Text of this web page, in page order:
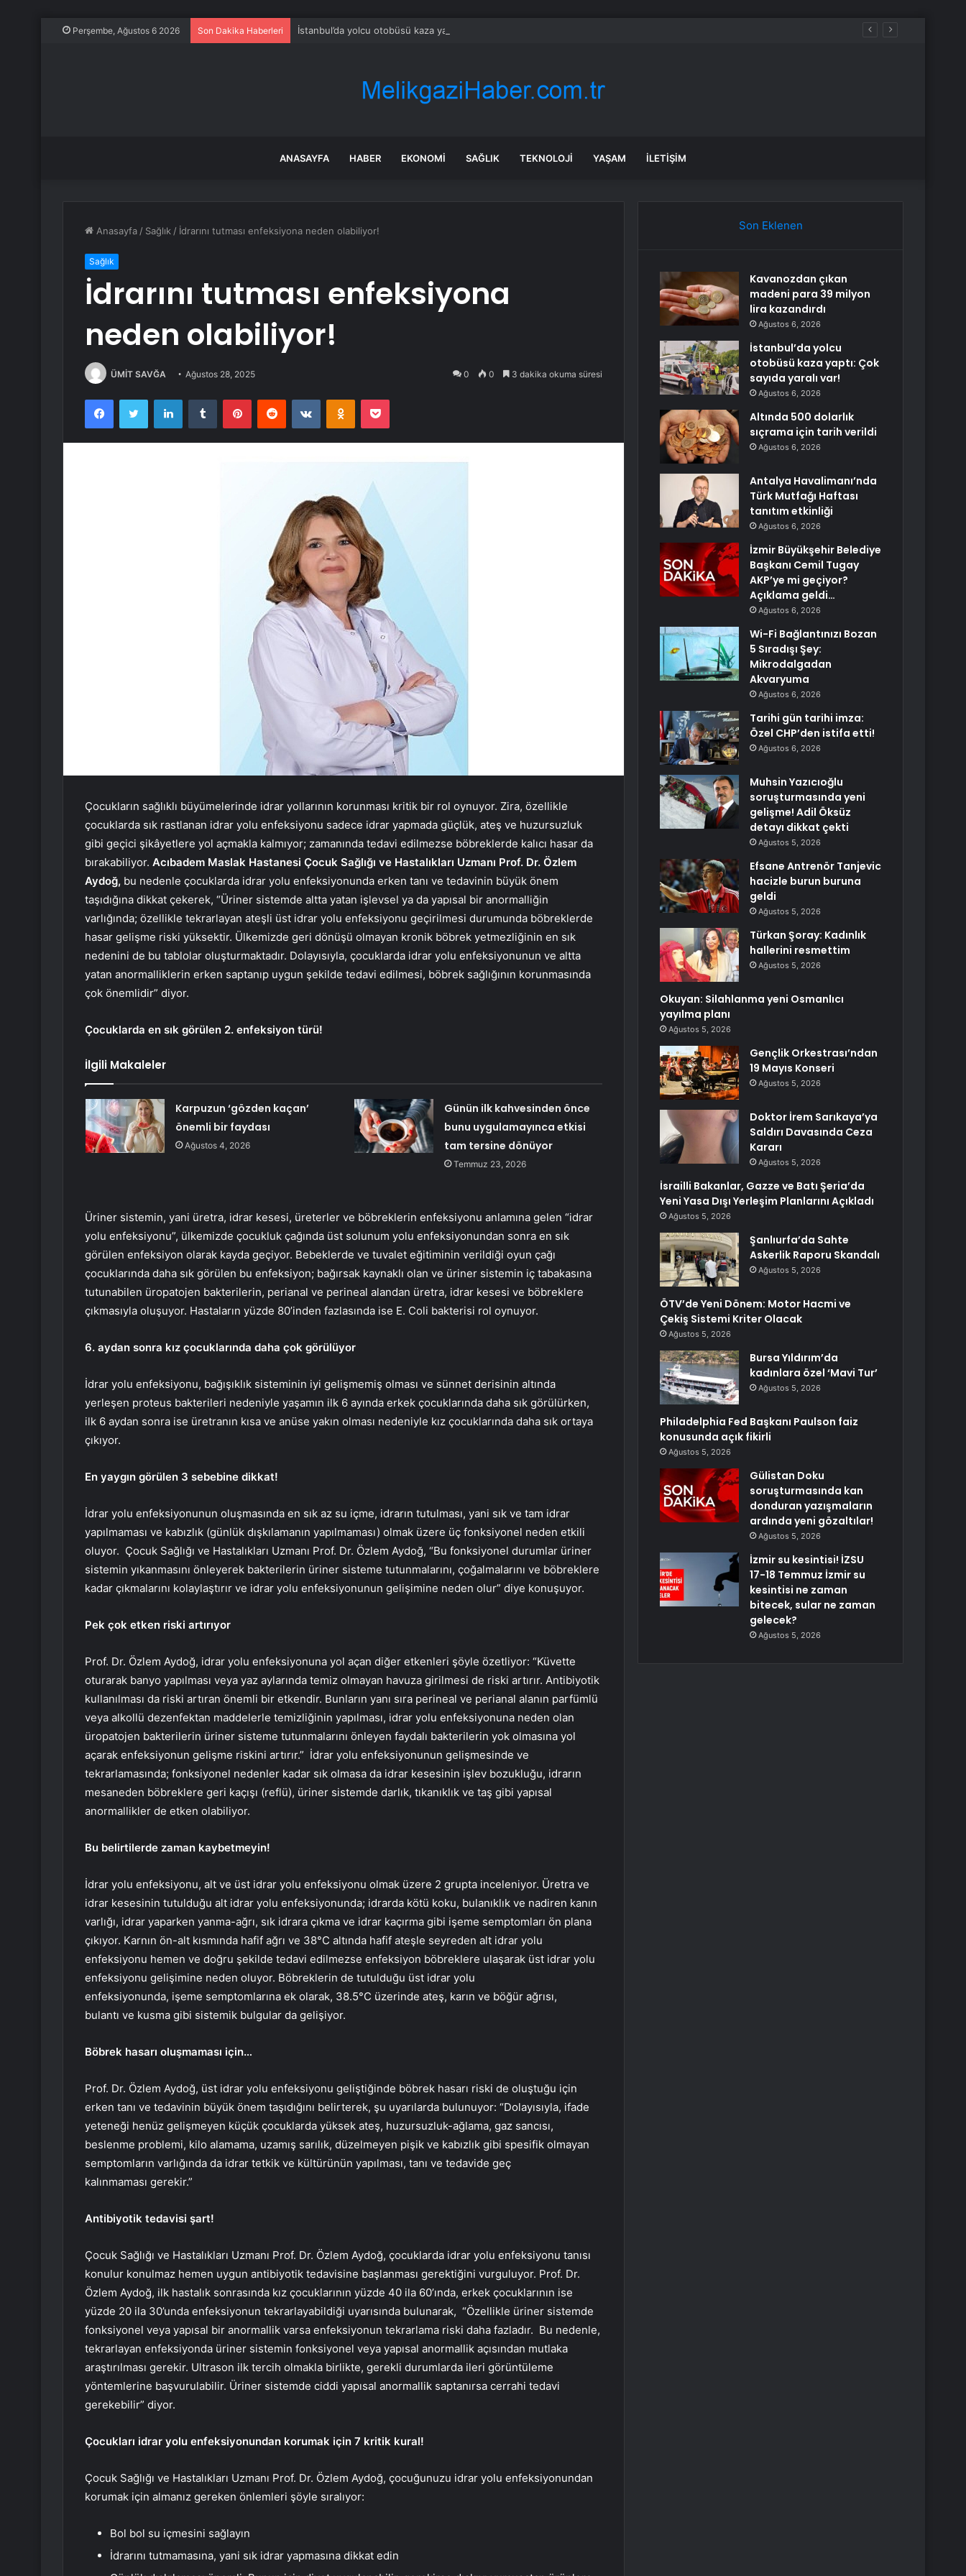
Perşembe, Ağustos 6 2026 Son Dakika Haberleri İstanbul’da yolcu otobüsü kaza yaptı: Çok sayıda yaralı var!
ANASAYFA HABER EKONOMI SAĞLIK TEKNOLOJI YAŞAM İLETIŞIM
Anasayfa / Sağlık / İdrarını tutması enfeksiyona neden olabiliyor!
Sağlık
İdrarını tutması enfeksiyona
neden olabiliyor!
ÜMİT SAVĞA Ağustos 28, 2025 0 0 3 dakika okuma süresi
FacebookTwitter LinkedInTumblr PinterestReddit VKontakteOdnoklassniki
Pocket
Çocukların sağlıklı büyümelerinde idrar yollarının korunması kritik bir rol oynuyor. Zira, özellikle
çocuklarda sık rastlanan idrar yolu enfeksiyonu sadece idrar yapmada güçlük, ateş ve huzursuzluk
gibi geçici şikâyetlere yol açmakla kalmıyor; zamanında tedavi edilmezse böbreklerde kalıcı hasar da
bırakabiliyor. Acıbadem Maslak Hastanesi Çocuk Sağlığı ve Hastalıkları Uzmanı Prof. Dr. Özlem
Aydoğ, bu nedenle çocuklarda idrar yolu enfeksiyonunda erken tanı ve tedavinin büyük önem
taşıdığına dikkat çekerek, “Üriner sistemde altta yatan işlevsel ya da yapısal bir anormalliğin
varlığında; özellikle tekrarlayan ateşli üst idrar yolu enfeksiyonu geçirilmesi durumunda böbreklerde
hasar gelişme riski yüksektir. Ülkemizde geri dönüşü olmayan kronik böbrek yetmezliğinin en sık
nedenini de bu tablolar oluşturmaktadır. Dolayısıyla, çocuklarda idrar yolu enfeksiyonunun ve altta
yatan anormalliklerin erken saptanıp uygun şekilde tedavi edilmesi, böbrek sağlığının korunmasında
çok önemlidir” diyor.
Çocuklarda en sık görülen 2. enfeksiyon türü!
İlgili Makaleler
Karpuzun ‘gözden kaçan’
önemli bir faydası
Ağustos 4, 2026
Günün ilk kahvesinden önce
bunu uygulamayınca etkisi
tam tersine dönüyor
Temmuz 23, 2026
Üriner sistemin, yani üretra, idrar kesesi, üreterler ve böbreklerin enfeksiyonu anlamına gelen “idrar
yolu enfeksiyonu”, ülkemizde çocukluk çağında üst solunum yolu enfeksiyonundan sonra en sık
görülen enfeksiyon olarak kayda geçiyor. Bebeklerde ve tuvalet eğitiminin verildiği oyun çağı
çocuklarında daha sık görülen bu enfeksiyon; bağırsak kaynaklı olan ve üriner sistemin iç tabakasına
tutunabilen üropatojen bakterilerin, perianal ve perineal alandan üretra, idrar kesesi ve böbreklere
çıkmasıyla oluşuyor. Hastaların yüzde 80’inden fazlasında ise E. Coli bakterisi rol oynuyor.
6. aydan sonra kız çocuklarında daha çok görülüyor
İdrar yolu enfeksiyonu, bağışıklık sisteminin iyi gelişmemiş olması ve sünnet derisinin altında
yerleşen proteus bakterileri nedeniyle yaşamın ilk 6 ayında erkek çocuklarında daha sık görülürken,
ilk 6 aydan sonra ise üretranın kısa ve anüse yakın olması nedeniyle kız çocuklarında daha sık ortaya
çıkıyor.
En yaygın görülen 3 sebebine dikkat!
İdrar yolu enfeksiyonunun oluşmasında en sık az su içme, idrarın tutulması, yani sık ve tam idrar
yapılmaması ve kabızlık (günlük dışkılamanın yapılmaması) olmak üzere üç fonksiyonel neden etkili
oluyor. Çocuk Sağlığı ve Hastalıkları Uzmanı Prof. Dr. Özlem Aydoğ, “Bu fonksiyonel durumlar üriner
sistemin yıkanmasını önleyerek bakterilerin üriner sisteme tutunmalarını, çoğalmalarını ve böbreklere
kadar çıkmalarını kolaylaştırır ve idrar yolu enfeksiyonunun gelişimine neden olur” diye konuşuyor.
Pek çok etken riski artırıyor
Prof. Dr. Özlem Aydoğ, idrar yolu enfeksiyonuna yol açan diğer etkenleri şöyle özetliyor: “Küvette
oturarak banyo yapılması veya yaz aylarında temiz olmayan havuza girilmesi de riski artırır. Antibiyotik
kullanılması da riski artıran önemli bir etkendir. Bunların yanı sıra perineal ve perianal alanın parfümlü
veya alkollü dezenfektan maddelerle temizliğinin yapılması, idrar yolu enfeksiyonuna neden olan
üropatojen bakterilerin üriner sisteme tutunmalarını önleyen faydalı bakterilerin yok olmasına yol
açarak enfeksiyonun gelişme riskini artırır.” İdrar yolu enfeksiyonunun gelişmesinde ve
tekrarlamasında; fonksiyonel nedenler kadar sık olmasa da idrar kesesinin işlev bozukluğu, idrarın
mesaneden böbreklere geri kaçışı (reflü), üriner sistemde darlık, tıkanıklık ve taş gibi yapısal
anormallikler de etken olabiliyor.
Bu belirtilerde zaman kaybetmeyin!
İdrar yolu enfeksiyonu, alt ve üst idrar yolu enfeksiyonu olmak üzere 2 grupta inceleniyor. Üretra ve
idrar kesesinin tutulduğu alt idrar yolu enfeksiyonunda; idrarda kötü koku, bulanıklık ve nadiren kanın
varlığı, idrar yaparken yanma-ağrı, sık idrara çıkma ve idrar kaçırma gibi işeme semptomları ön plana
çıkıyor. Karnın ön-alt kısmında hafif ağrı ve 38°C altında hafif ateşle seyreden alt idrar yolu
enfeksiyonu hemen ve doğru şekilde tedavi edilmezse enfeksiyon böbreklere ulaşarak üst idrar yolu
enfeksiyonu gelişimine neden oluyor. Böbreklerin de tutulduğu üst idrar yolu
enfeksiyonunda, işeme semptomlarına ek olarak, 38.5°C üzerinde ateş, karın ve böğür ağrısı,
bulantı ve kusma gibi sistemik bulgular da gelişiyor.
Böbrek hasarı oluşmaması için…
Prof. Dr. Özlem Aydoğ, üst idrar yolu enfeksiyonu geliştiğinde böbrek hasarı riski de oluştuğu için
erken tanı ve tedavinin büyük önem taşıdığını belirterek, şu uyarılarda bulunuyor: “Dolayısıyla, ifade
yeteneği henüz gelişmeyen küçük çocuklarda yüksek ateş, huzursuzluk-ağlama, gaz sancısı,
beslenme problemi, kilo alamama, uzamış sarılık, düzelmeyen pişik ve kabızlık gibi spesifik olmayan
semptomların varlığında da idrar tetkik ve kültürünün yapılması, tanı ve tedavide geç
kalınmaması gerekir.”
Antibiyotik tedavisi şart!
Çocuk Sağlığı ve Hastalıkları Uzmanı Prof. Dr. Özlem Aydoğ, çocuklarda idrar yolu enfeksiyonu tanısı
konulur konulmaz hemen uygun antibiyotik tedavisine başlanması gerektiğini vurguluyor. Prof. Dr.
Özlem Aydoğ, ilk hastalık sonrasında kız çocuklarının yüzde 40 ila 60’ında, erkek çocuklarının ise
yüzde 20 ila 30’unda enfeksiyonun tekrarlayabildiği uyarısında bulunarak, “Özellikle üriner sistemde
fonksiyonel veya yapısal bir anormallik varsa enfeksiyonun tekrarlama riski daha fazladır. Bu nedenle,
tekrarlayan enfeksiyonda üriner sistemin fonksiyonel veya yapısal anormallik açısından mutlaka
araştırılması gerekir. Ultrason ilk tercih olmakla birlikte, gerekli durumlarda ileri görüntüleme
yöntemlerine başvurulabilir. Üriner sistemde ciddi yapısal anormallik saptanırsa cerrahi tedavi
gerekebilir” diyor.
Çocukları idrar yolu enfeksiyonundan korumak için 7 kritik kural!
Çocuk Sağlığı ve Hastalıkları Uzmanı Prof. Dr. Özlem Aydoğ, çocuğunuzu idrar yolu enfeksiyonundan
korumak için almanız gereken önlemleri şöyle sıralıyor:
Bol bol su içmesini sağlayın
İdrarını tutmamasına, yani sık idrar yapmasına dikkat edin
Son Eklenen
Kavanozdan çıkan
madeni para 39 milyon
lira kazandırdı
Ağustos 6, 2026
İstanbul’da yolcu
otobüsü kaza yaptı: Çok
sayıda yaralı var!
Ağustos 6, 2026
Altında 500 dolarlık
sıçrama için tarih verildi
Ağustos 6, 2026
Antalya Havalimanı’nda
Türk Mutfağı Haftası
tanıtım etkinliği
Ağustos 6, 2026
İzmir Büyükşehir Belediye
Başkanı Cemil Tugay
AKP’ye mi geçiyor?
Açıklama geldi…
Ağustos 6, 2026
Wi-Fi Bağlantınızı Bozan
5 Sıradışı Şey:
Mikrodalgadan
Akvaryuma
Ağustos 6, 2026
Tarihi gün tarihi imza:
Özel CHP’den istifa etti!
Ağustos 6, 2026
Muhsin Yazıcıoğlu
soruşturmasında yeni
gelişme! Adil Öksüz
detayı dikkat çekti
Ağustos 5, 2026
Efsane Antrenör Tanjevic
hacizle burun buruna
geldi
Ağustos 5, 2026
Türkan Şoray: Kadınlık
hallerini resmettim
Ağustos 5, 2026
Okuyan: Silahlanma yeni Osmanlıcı
yayılma planı
Ağustos 5, 2026
Gençlik Orkestrası’ndan
19 Mayıs Konseri
Ağustos 5, 2026
Doktor İrem Sarıkaya’ya
Saldırı Davasında Ceza
Kararı
Ağustos 5, 2026
İsrailli Bakanlar, Gazze ve Batı Şeria’da
Yeni Yasa Dışı Yerleşim Planlarını Açıkladı
Ağustos 5, 2026
Şanlıurfa’da Sahte
Askerlik Raporu Skandalı
Ağustos 5, 2026
ÖTV’de Yeni Dönem: Motor Hacmi ve
Çekiş Sistemi Kriter Olacak
Ağustos 5, 2026
Bursa Yıldırım’da
kadınlara özel ‘Mavi Tur’
Ağustos 5, 2026
Philadelphia Fed Başkanı Paulson faiz
konusunda açık fikirli
Ağustos 5, 2026
Gülistan Doku
soruşturmasında kan
donduran yazışmaların
ardında yeni gözaltılar!
Ağustos 5, 2026
İzmir su kesintisi! İZSU
17-18 Temmuz İzmir su
kesintisi ne zaman
bitecek, sular ne zaman
gelecek?
Ağustos 5, 2026